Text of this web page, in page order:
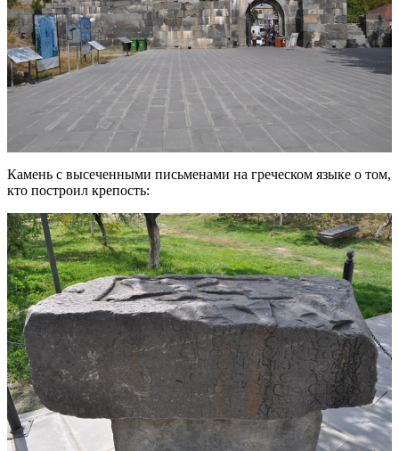
Камень с высеченными письменами на греческом языке о том,
кто построил крепость: